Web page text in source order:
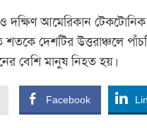
আমেরিকান টেকটোনিক
দেশটির উত্তরাঞ্চলে
বেশি মানুষ নিহত হয়।
Facebook